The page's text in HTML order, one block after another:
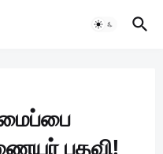
பதவி!